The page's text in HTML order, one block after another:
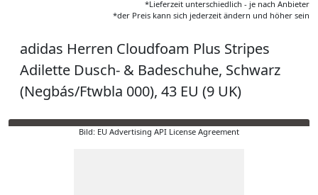
*Lieferzeit unterschiedlich - je nach Anbieter
*der Preis kann sich jederzeit ändern und höher sein
adidas Herren Cloudfoam Plus Stripes
Adilette Dusch- & Badeschuhe, Schwarz
(Negbás/Ftwbla 000), 43 EU (9 UK)
Bild: EU Advertising API License Agreement